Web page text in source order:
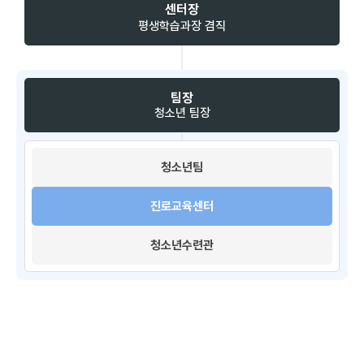
센터장
평생학습과장 겸직
팀장
청소년 팀장
청소년팀​
진로교육센터
청소년수련관